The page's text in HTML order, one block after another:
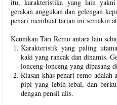
itu, karakteristika yang lain yakni
gerakan anggukan dan gelengan
penari membuat tarian ini semakin
Keunikan Tari Remo antara lain
Karakteristik yang paling
kaki yang rancak dan dinamis.
lonceng-lonceng yang dipasang
Riasan khas penari remo adalah
pipi yang lebih tebal, dan
dengan pensil alis.